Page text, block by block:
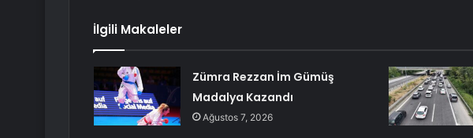
İlgili Makaleler
Zümra Rezzan İm Gümüş
Madalya Kazandı
Ağustos 7, 2026